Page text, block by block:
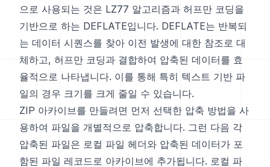
으로 사용되는 것은 LZ77 알고리즘과 허프만 코딩을
기반으로 하는 DEFLATE입니다. DEFLATE는 반복되
는 데이터 시퀀스를 찾아 이전 발생에 대한 참조로 대
체하고, 허프만 코딩과 결합하여 압축된 데이터를 효
율적으로 나타냅니다. 이를 통해 특히 텍스트 기반 파
일의 경우 크기를 크게 줄일 수 있습니다.
ZIP 아카이브를 만들려면 먼저 선택한 압축 방법을 사
용하여 파일을 개별적으로 압축합니다. 그런 다음 각
압축된 파일은 로컬 파일 헤더와 압축된 데이터가 포
함된 파일 레코드로 아카이브에 추가됩니다. 로컬 파